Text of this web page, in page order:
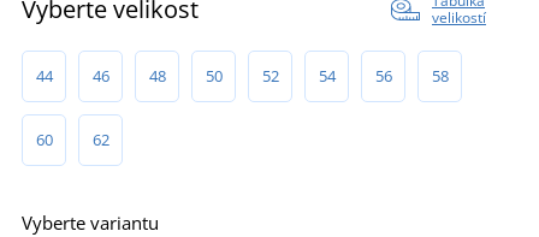
Vyberte velikost
velikostí
44 46 48 50 52 54 56 58
60 62
Vyberte variantu